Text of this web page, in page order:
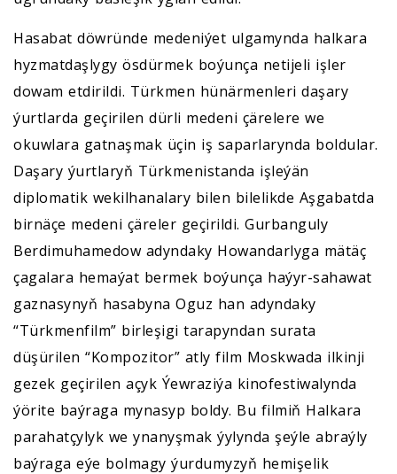
Hasabat döwründe medeniýet ulgamynda halkara
hyzmatdaşlygy ösdürmek boýunça netijeli işler
dowam etdirildi. Türkmen hünärmenleri daşary
ýurtlarda geçirilen dürli medeni çärelere we
okuwlara gatnaşmak üçin iş saparlarynda boldular.
Daşary ýurtlaryň Türkmenistanda işleýän
diplomatik wekilhanalary bilen bilelikde Aşgabatda
birnäçe medeni çäreler geçirildi. Gurbanguly
Berdimuhamedow adyndaky Howandarlyga mätäç
çagalara hemaýat bermek boýunça haýyr-sahawat
gaznasynyň hasabyna Oguz han adyndaky
“Türkmenfilm” birleşigi tarapyndan surata
düşürilen “Kompozitor” atly film Moskwada ilkinji
gezek geçirilen açyk Ýewraziýa kinofestiwalynda
ýörite baýraga mynasyp boldy. Bu filmiň Halkara
parahatçylyk we ynanyşmak ýylynda şeýle abraýly
baýraga eýe bolmagy ýurdumyzyň hemişelik